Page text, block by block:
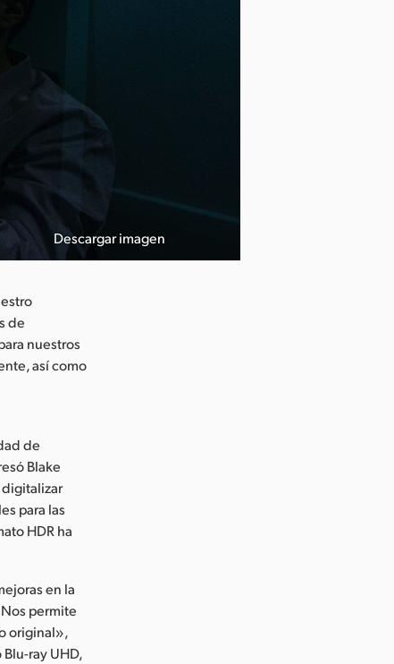
Descargar imagen
de
nuestros
así como
de
Blake
para las
HDR ha
en la
permite
original»,
ray UHD,